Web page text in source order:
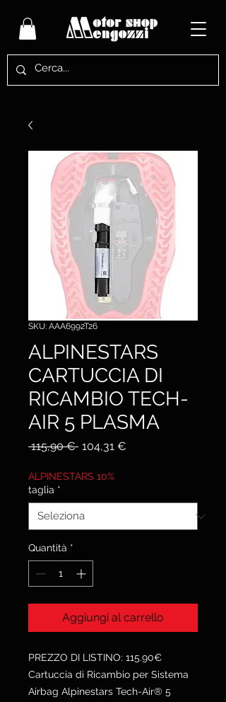
SKU: AAA6992T26
ALPINESTARS
CARTUCCIA DI
RICAMBIO TECH-
AIR 5 PLASMA
115,90 € Prezzo
104,31 €
ALPINESTARS 10%
taglia *
Quantità *
Aggiungi al carrello
PREZZO DI LISTINO: 115.90€
Cartuccia di Ricambio per Sistema
Airbag Alpinestars Tech-Air® 5